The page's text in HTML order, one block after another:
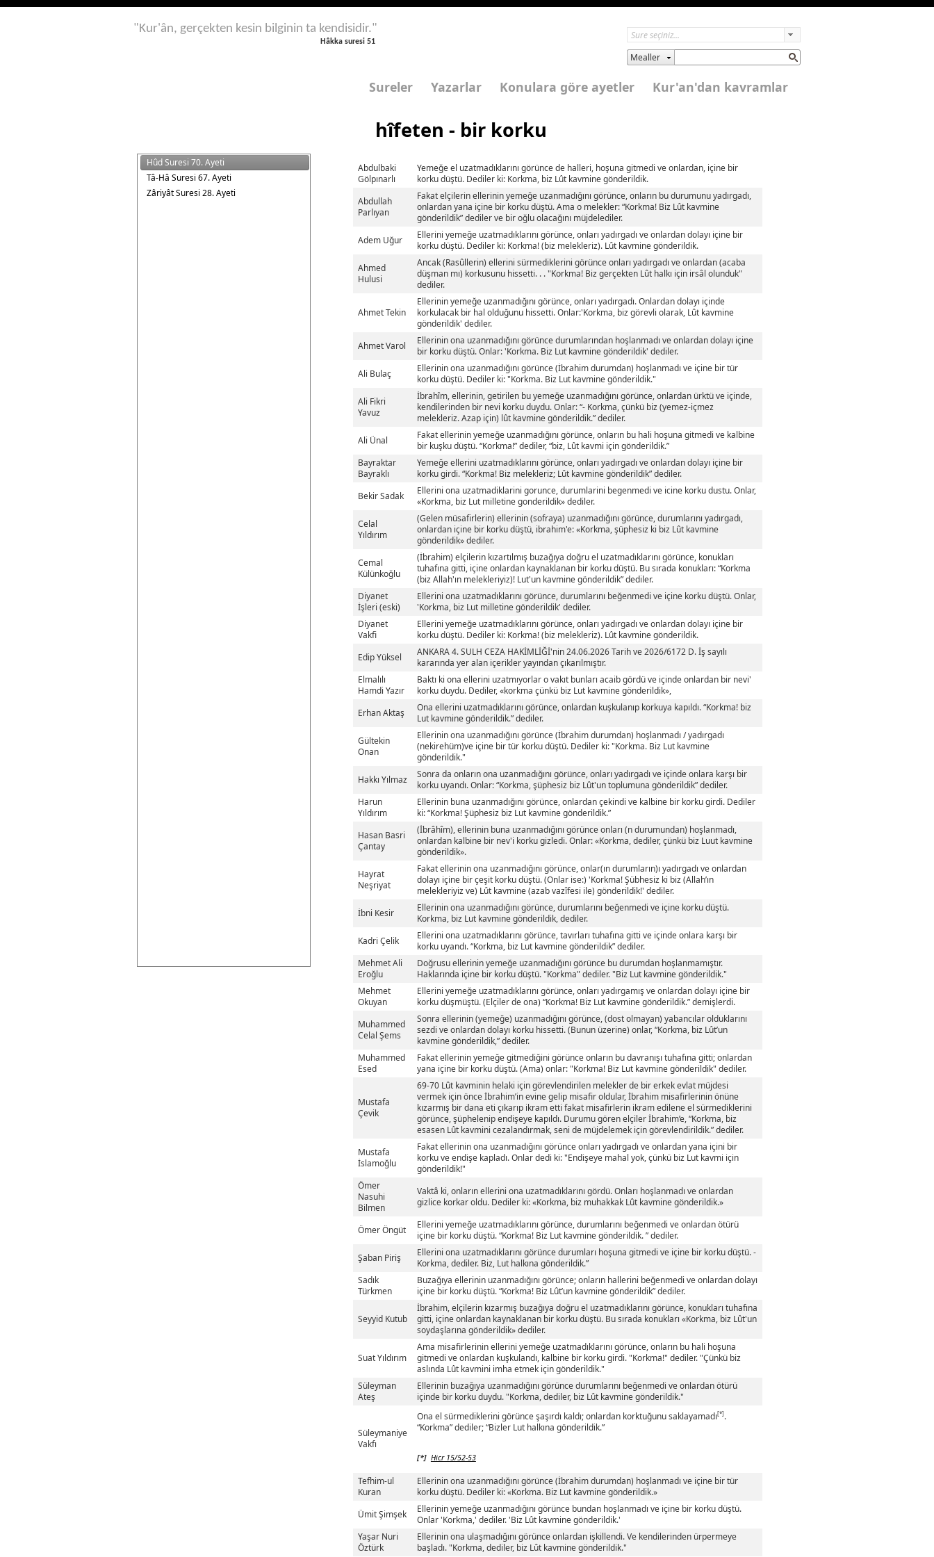
"Kur'ân, gerçekten kesin bilginin ta kendisidir."
Hâkka suresi 51
Mealler
Sureler Yazarlar Konulara göre ayetler Kur'an'dan kavramlar
hîfeten - bir korku
Hûd Suresi 70. Ayeti
Tâ-Hâ Suresi 67. Ayeti
Zâriyât Suresi 28. Ayeti
Abdulbaki
Gölpınarlı
Yemeğe el uzatmadıklarını görünce de halleri, hoşuna gitmedi ve onlardan, içine bir
korku düştü. Dediler ki: Korkma, biz Lût kavmine gönderildik.
Abdullah
Parlıyan
Fakat elçilerin ellerinin yemeğe uzanmadığını görünce, onların bu durumunu yadırgadı,
onlardan yana içine bir korku düştü. Ama o melekler: “Korkma! Biz Lût kavmine
gönderildik” dediler ve bir oğlu olacağını müjdelediler.
Adem Uğur
Ellerini yemeğe uzatmadıklarını görünce, onları yadırgadı ve onlardan dolayı içine bir
korku düştü. Dediler ki: Korkma! (biz melekleriz). Lût kavmine gönderildik.
Ahmed
Hulusi
Ancak (Rasûllerin) ellerini sürmediklerini görünce onları yadırgadı ve onlardan (acaba
düşman mı) korkusunu hissetti. . . "Korkma! Biz gerçekten Lût halkı için irsâl olunduk"
dediler.
Ahmet Tekin
Ellerinin yemeğe uzanmadığını görünce, onları yadırgadı. Onlardan dolayı içinde
korkulacak bir hal olduğunu hissetti. Onlar:'Korkma, biz görevli olarak, Lût kavmine
gönderildik' dediler.
Ahmet Varol
Ellerinin ona uzanmadığını görünce durumlarından hoşlanmadı ve onlardan dolayı içine
bir korku düştü. Onlar: 'Korkma. Biz Lut kavmine gönderildik' dediler.
Ali Bulaç
Ellerinin ona uzanmadığını görünce (İbrahim durumdan) hoşlanmadı ve içine bir tür
korku düştü. Dediler ki: "Korkma. Biz Lut kavmine gönderildik."
Ali Fikri
Yavuz
İbrahîm, ellerinin, getirilen bu yemeğe uzanmadığını görünce, onlardan ürktü ve içinde,
kendilerinden bir nevi korku duydu. Onlar: “- Korkma, çünkü biz (yemez-içmez
melekleriz. Azap için) lût kavmine gönderildik.” dediler.
Ali Ünal
Fakat ellerinin yemeğe uzanmadığını görünce, onların bu hali hoşuna gitmedi ve kalbine
bir kuşku düştü. “Korkma!” dediler, “biz, Lût kavmi için gönderildik.”
Bayraktar
Bayraklı
Yemeğe ellerini uzatmadıklarını görünce, onları yadırgadı ve onlardan dolayı içine bir
korku girdi. “Korkma! Biz melekleriz; Lût kavmine gönderildik” dediler.
Bekir Sadak
Ellerini ona uzatmadiklarini gorunce, durumlarini begenmedi ve icine korku dustu. Onlar,
«Korkma, biz Lut milletine gonderildik» dediler.
Celal
Yıldırım
(Gelen müsafirlerin) ellerinin (sofraya) uzanmadığını görünce, durumlarını yadırgadı,
onlardan içine bir korku düştü, ibrahim'e: «Korkma, şüphesiz ki biz Lût kavmine
gönderildik» dediler.
Cemal
Külünkoğlu
(İbrahim) elçilerin kızartılmış buzağıya doğru el uzatmadıklarını görünce, konukları
tuhafına gitti, içine onlardan kaynaklanan bir korku düştü. Bu sırada konukları: “Korkma
(biz Allah'ın melekleriyiz)! Lut'un kavmine gönderildik” dediler.
Diyanet
İşleri (eski)
Ellerini ona uzatmadıklarını görünce, durumlarını beğenmedi ve içine korku düştü. Onlar,
'Korkma, biz Lut milletine gönderildik' dediler.
Diyanet
Vakfi
Ellerini yemeğe uzatmadıklarını görünce, onları yadırgadı ve onlardan dolayı içine bir
korku düştü. Dediler ki: Korkma! (biz melekleriz). Lût kavmine gönderildik.
Edip Yüksel
ANKARA 4. SULH CEZA HAKİMLİĞİ'nin 24.06.2026 Tarih ve 2026/6172 D. İş sayılı
kararında yer alan içerikler yayından çıkarılmıştır.
Elmalılı
Hamdi Yazır
Baktı ki ona ellerini uzatmıyorlar o vakıt bunları acaib gördü ve içinde onlardan bir nevi'
korku duydu. Dediler, «korkma çünkü biz Lut kavmine gönderildik»,
Erhan Aktaş
Ona ellerini uzatmadıklarını görünce, onlardan kuşkulanıp korkuya kapıldı. “Korkma! biz
Lut kavmine gönderildik.” dediler.
Gültekin
Onan
Ellerinin ona uzanmadığını görünce (İbrahim durumdan) hoşlanmadı / yadırgadı
(nekirehüm)ve içine bir tür korku düştü. Dediler ki: "Korkma. Biz Lut kavmine
gönderildik."
Hakkı Yılmaz
Sonra da onların ona uzanmadığını görünce, onları yadırgadı ve içinde onlara karşı bir
korku uyandı. Onlar: “Korkma, şüphesiz biz Lût'un toplumuna gönderildik” dediler.
Harun
Yıldırım
Ellerinin buna uzanmadığını görünce, onlardan çekindi ve kalbine bir korku girdi. Dediler
ki: “Korkma! Şüphesiz biz Lut kavmine gönderildik.”
Hasan Basri
Çantay
(İbrâhîm), ellerinin buna uzanmadığını görünce onları (n durumundan) hoşlanmadı,
onlardan kalbine bir nev'i korku gizledi. Onlar: «Korkma, dediler, çünkü biz Luut kavmine
gönderildik».
Hayrat
Neşriyat
Fakat ellerinin ona uzanmadığını görünce, onlar(ın durumların)ı yadırgadı ve onlardan
dolayı içine bir çeşit korku düştü. (Onlar ise:) 'Korkma! Şübhesiz ki biz (Allah’ın
melekleriyiz ve) Lût kavmine (azab vazîfesi ile) gönderildik!' dediler.
İbni Kesir
Ellerinin ona uzanmadığını görünce, durumlarını beğenmedi ve içine korku düştü.
Korkma, biz Lut kavmine gönderildik, dediler.
Kadri Çelik
Ellerini ona uzatmadıklarını görünce, tavırları tuhafına gitti ve içinde onlara karşı bir
korku uyandı. “Korkma, biz Lut kavmine gönderildik” dediler.
Mehmet Ali
Eroğlu
Doğrusu ellerinin yemeğe uzanmadığını görünce bu durumdan hoşlanmamıştır.
Haklarında içine bir korku düştü. "Korkma" dediler. "Biz Lut kavmine gönderildik."
Mehmet
Okuyan
Ellerini yemeğe uzatmadıklarını görünce, onları yadırgamış ve onlardan dolayı içine bir
korku düşmüştü. (Elçiler de ona) “Korkma! Biz Lut kavmine gönderildik.” demişlerdi.
Muhammed
Celal Şems
Sonra ellerinin (yemeğe) uzanmadığını görünce, (dost olmayan) yabancılar olduklarını
sezdi ve onlardan dolayı korku hissetti. (Bunun üzerine) onlar, “Korkma, biz Lût’un
kavmine gönderildik,” dediler.
Muhammed
Esed
Fakat ellerinin yemeğe gitmediğini görünce onların bu davranışı tuhafına gitti; onlardan
yana içine bir korku düştü. (Ama) onlar: "Korkma! Biz Lut kavmine gönderildik" dediler.
Mustafa
Çevik
69-70 Lût kavminin helaki için görevlendirilen melekler de bir erkek evlat müjdesi
vermek için önce İbrahim’in evine gelip misafir oldular, İbrahim misafirlerinin önüne
kızarmış bir dana eti çıkarıp ikram etti fakat misafirlerin ikram edilene el sürmediklerini
görünce, şüphelenip endişeye kapıldı. Durumu gören elçiler İbrahim’e, “Korkma, biz
esasen Lût kavmini cezalandırmak, seni de müjdelemek için görevlendirildik.” dediler.
Mustafa
İslamoğlu
Fakat ellerinin ona uzanmadığını görünce onları yadırgadı ve onlardan yana içini bir
korku ve endişe kapladı. Onlar dedi ki: "Endişeye mahal yok, çünkü biz Lut kavmi için
gönderildik!"
Ömer
Nasuhi
Bilmen
Vaktâ ki, onların ellerini ona uzatmadıklarını gördü. Onları hoşlanmadı ve onlardan
gizlice korkar oldu. Dediler ki: «Korkma, biz muhakkak Lût kavmine gönderildik.»
Ömer Öngüt
Ellerini yemeğe uzatmadıklarını görünce, durumlarını beğenmedi ve onlardan ötürü
içine bir korku düştü. “Korkma! Biz Lut kavmine gönderildik. ” dediler.
Şaban Piriş
Ellerini ona uzatmadıklarını görünce durumları hoşuna gitmedi ve içine bir korku düştü. -
Korkma, dediler. Biz, Lut halkına gönderildik.”
Sadık
Türkmen
Buzağıya ellerinin uzanmadığını görünce; onların hallerini beğenmedi ve onlardan dolayı
içine bir korku düştü. “Korkma! Biz Lût’un kavmine gönderildik” dediler.
Seyyid Kutub
İbrahim, elçilerin kızarmış buzağıya doğru el uzatmadıklarını görünce, konukları tuhafına
gitti, içine onlardan kaynaklanan bir korku düştü. Bu sırada konukları «Korkma, biz Lût'un
soydaşlarına gönderildik» dediler.
Suat Yıldırım
Ama misafirlerinin ellerini yemeğe uzatmadıklarını görünce, onların bu hali hoşuna
gitmedi ve onlardan kuşkulandı, kalbine bir korku girdi. "Korkma!" dediler. "Çünkü biz
aslında Lût kavmini imha etmek için gönderildik."
Süleyman
Ateş
Ellerinin buzağıya uzanmadığını görünce durumlarını beğenmedi ve onlardan ötürü
içinde bir korku duydu. "Korkma, dediler, biz Lût kavmine gönderildik."
Süleymaniye
Vakfı
Ona el sürmediklerini görünce şaşırdı kaldı; onlardan korktuğunu saklayamadı[*].
“Korkma” dediler; “Bizler Lut halkına gönderildik.”
[*] Hicr 15/52-53
Tefhim-ul
Kuran
Ellerinin ona uzanmadığını görünce (İbrahim durumdan) hoşlanmadı ve içine bir tür
korku düştü. Dediler ki: «Korkma. Biz Lut kavmine gönderildik.»
Ümit Şimşek
Ellerinin yemeğe uzanmadığını görünce bundan hoşlanmadı ve içine bir korku düştü.
Onlar 'Korkma,' dediler. 'Biz Lût kavmine gönderildik.'
Yaşar Nuri
Öztürk
Ellerinin ona ulaşmadığını görünce onlardan işkillendi. Ve kendilerinden ürpermeye
başladı. "Korkma, dediler, biz Lût kavmine gönderildik."